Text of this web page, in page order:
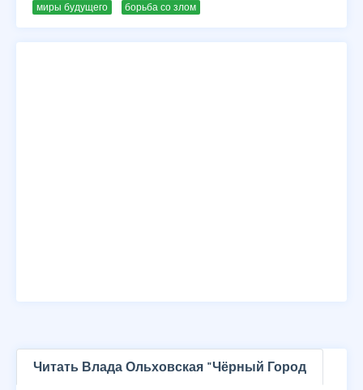
миры будущего борьба со злом
Читать Влада Ольховская "Чёрный Город